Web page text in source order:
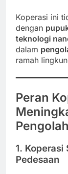
Koperasi ini
dengan
teknologi
dalam
ramah
Peran
1. Koperasi
Pedesaan